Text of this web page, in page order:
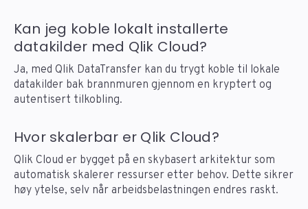
Kan jeg koble lokalt installerte
datakilder med Qlik Cloud?
Ja, med Qlik DataTransfer kan du trygt koble til lokale
datakilder bak brannmuren gjennom en kryptert og
autentisert tilkobling.
Hvor skalerbar er Qlik Cloud?
Qlik Cloud er bygget på en skybasert arkitektur som
automatisk skalerer ressurser etter behov. Dette sikrer
høy ytelse, selv når arbeidsbelastningen endres raskt.